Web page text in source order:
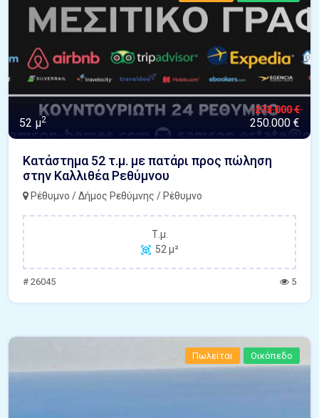
52 μ2
273.000 €
250.000 €
Κατάστημα 52 τ.μ. με πατάρι προς πώληση
στην Καλλιθέα Ρεθύμνου
Ρέθυμνο / Δήμος Ρεθύμνης / Ρέθυμνο
Τ.μ.
52 μ²
# 26045 5
Πωλείται Οικόπεδο